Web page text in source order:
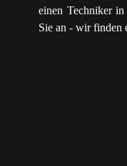
einen Techniker
Sie an - wir finden